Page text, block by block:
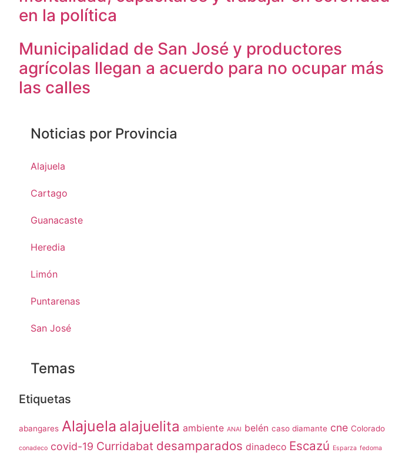
en la política
Municipalidad de San José y productores
agrícolas llegan a acuerdo para no ocupar más
las calles
Noticias por Provincia
Alajuela
Cartago
Guanacaste
Heredia
Limón
Puntarenas
San José
Temas
Etiquetas
abangares Alajuela alajuelita ambiente ANAI belén caso diamante cne Colorado
conadeco covid-19 Curridabat desamparados dinadeco Escazú Esparza fedoma